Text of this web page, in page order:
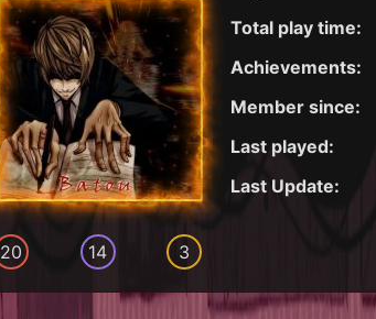
20 14 3
Total play time:
Achievements:
Member since:
Last played:
Last Update: